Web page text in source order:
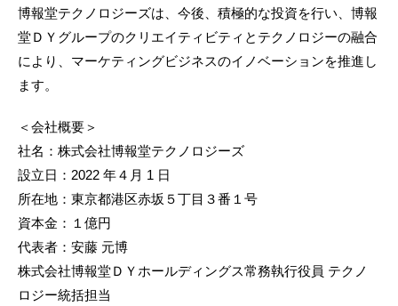
博報堂テクノロジーズは、今後、積極的な投資を行い、博報
堂ＤＹグループのクリエイティビティとテクノロジーの融合
により、マーケティングビジネスのイノベーションを推進し
ます。
＜会社概要＞
社名：株式会社博報堂テクノロジーズ
設立日：2022 年４月 1 日
所在地：東京都港区赤坂５丁目３番１号
資本金：１億円
代表者：安藤 元博
株式会社博報堂ＤＹホールディングス常務執行役員 テクノ
ロジー統括担当